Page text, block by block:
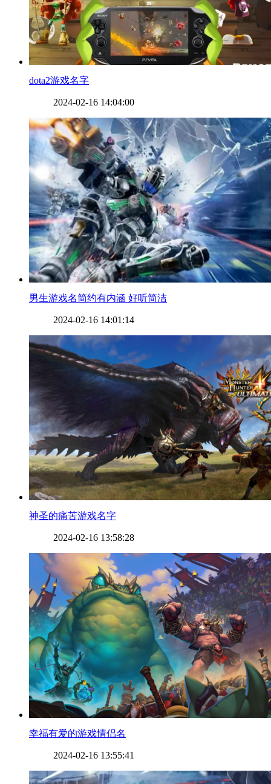
​dota2游戏名字
2024-02-16 14:04:00
​男生游戏名简约有内涵 好听简洁
2024-02-16 14:01:14
​神圣的痛苦游戏名字
2024-02-16 13:58:28
​幸福有爱的游戏情侣名
2024-02-16 13:55:41